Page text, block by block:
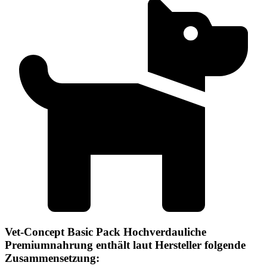
Vet-Concept Basic Pack Hochverdauliche
Premiumnahrung enthält laut Hersteller folgende
Zusammensetzung: